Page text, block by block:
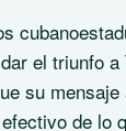
el triunfo a
su
de lo